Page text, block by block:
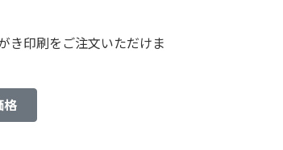
き印刷をご注文いただけま
格